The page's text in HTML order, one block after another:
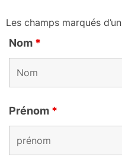
Les champs marqués d’un
Nom *
Prénom *